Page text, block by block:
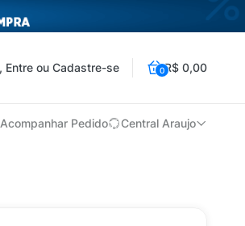
Entre ou Cadastre-se 0R$ 0,00
Acompanhar Pedido Central Araujo